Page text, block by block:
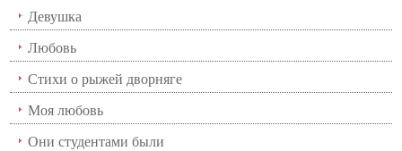
Девушка
Любовь
Стихи о рыжей дворняге
Моя любовь
Они студентами были